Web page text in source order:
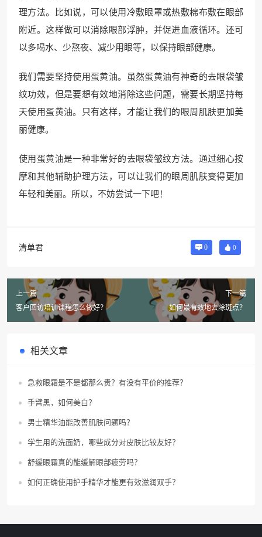
理方法。比如说，可以使用冷敷眼罩或热敷棉布敷在眼部
附近。这样做可以消除眼部浮肿，并促进血液循环。还可
以多喝水、少熬夜、减少用眼等，以保持眼部健康。
我们需要坚持使用蛋黄油。虽然蛋黄油有神奇的去眼袋皱
纹功效，但是要想有效地消除这些问题，需要长期坚持每
天使用蛋黄油。只有这样，才能让我们的眼周肌肤更加美
丽健康。
使用蛋黄油是一种非常好的去眼袋皱纹方法。通过细心按
摩和其他辅助护理方法，可以让我们的眼周肌肤变得更加
年轻和美丽。所以，不妨尝试一下吧！
清单君 0 0
上一篇
客户回访培训课程怎么做好？
下一篇
如何最有效地去除斑点？
相关文章
急救眼霜是不是都那么贵？有没有平价的推荐？
手臂黑，如何美白？
男士精华油能改善肌肤问题吗？
学生用的洗面奶，哪些成分对皮肤比较友好？
舒缓眼霜真的能缓解眼部疲劳吗？
如何正确使用护手精华才能更有效滋润双手？